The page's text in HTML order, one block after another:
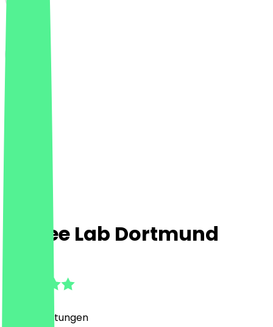
Coffee Lab Dortmund
Bewertungen